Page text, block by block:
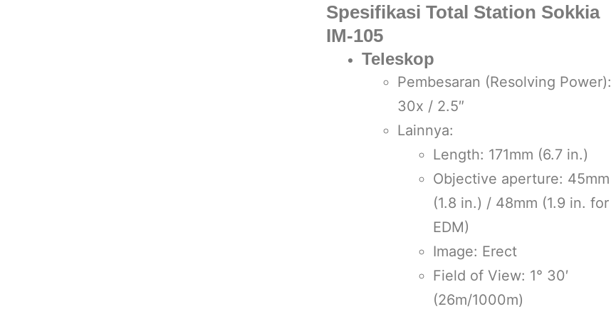
Spesifikasi Total Station Sokkia
IM-105
Teleskop
Pembesaran (Resolving Power):
30x / 2.5″
Lainnya:
Length: 171mm (6.7 in.)
Objective aperture: 45mm
(1.8 in.) / 48mm (1.9 in. for
EDM)
Image: Erect
Field of View: 1° 30′
(26m/1000m)